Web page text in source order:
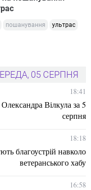
пошанування
ультрас
05 СЕРПНЯ
18:41
Вілкула за 5
серпня
18:18
благоустрій навколо
ветеранського хабу
16:58